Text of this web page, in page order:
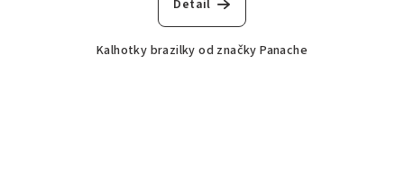
Detail
Kalhotky brazilky od značky Panache